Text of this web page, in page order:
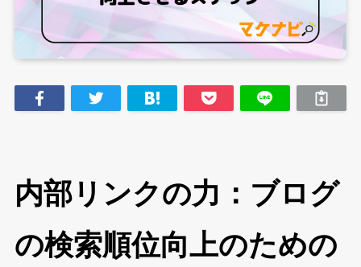
内部リンクの力：ブログ
の検索順位向上のための